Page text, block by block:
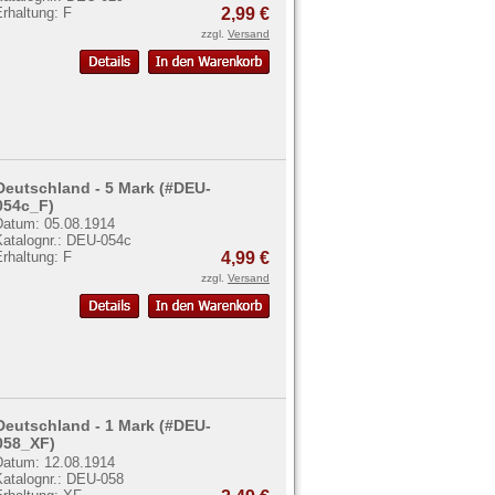
F
2,99 €
zzgl. Versand
- 5 Mark (#DEU-
05.08.1914
DEU-054c
F
4,99 €
zzgl. Versand
- 1 Mark (#DEU-
12.08.1914
DEU-058